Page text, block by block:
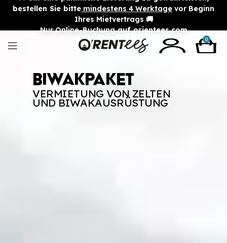
bestellen Sie bitte mindestens 4 Werktage vor Beginn
Ihres Mietvertrags 🚚
Nur Online-Buchungauf orientees.com
0
Biwakpaket
VERMIETUNG VON ZELTEN
UND BIWAKAUSRÜSTUNG